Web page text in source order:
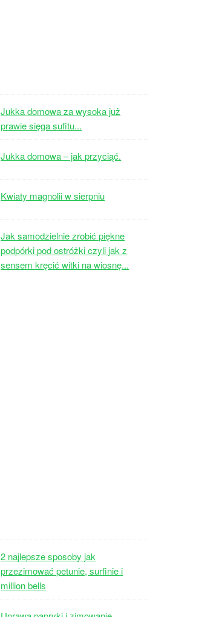
Jukka domowa za wysoka już
prawie sięga sufitu...
Jukka domowa – jak przyciąć.
Kwiaty magnolii w sierpniu
Jak samodzielnie zrobić piękne
podpórki pod ostróżki czyli jak z
sensem kręcić witki na wiosnę...
2 najlepsze sposoby jak
przezimować petunie, surfinie i
million bells